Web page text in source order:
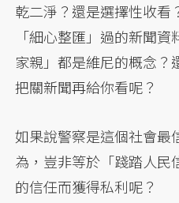
乾二淨？還是選擇性收看
「細心整匯」過的新聞
家親」都是維尼的概念？
把關新聞再給你看呢？
如果說警察是這個社會最
為，豈非等於「踐踏人民
的信任而獲得私利呢？